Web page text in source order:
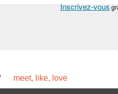
Inscrivez-vous
meet, like, love